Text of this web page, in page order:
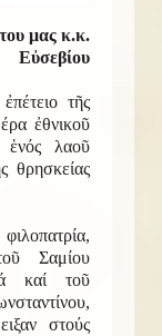
μας κ.κ.
Εὐσεβίου
τῆς
ἐθνικοῦ
ἑνός λαοῦ
θρησκείας
Σαμίου
καί τοῦ
στούς